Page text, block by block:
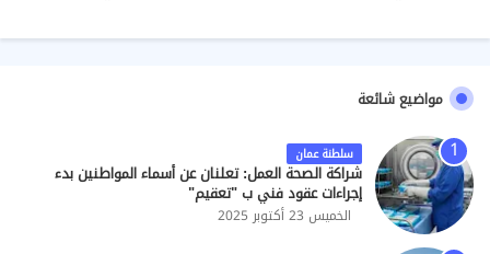
بالنظافة العامة
مواضيع شائعة
سلطنة عمان
شراكة الصحة العمل: تعلنان عن أسماء المواطنين بدء
إجراءات عقود فني ب "تعقيم"
الخميس 23 أكتوبر 2025